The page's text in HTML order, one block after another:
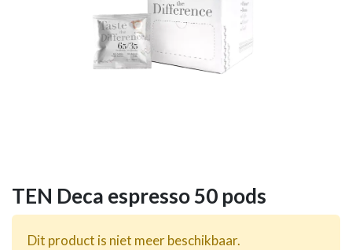
TEN Deca espresso 50 pods
Dit product is niet meer beschikbaar.